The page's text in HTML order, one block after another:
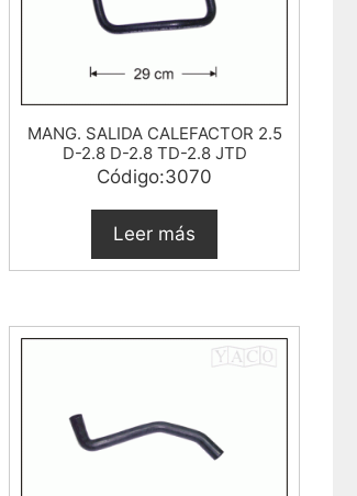
MANG. SALIDA CALEFACTOR 2.5
D-2.8 D-2.8 TD-2.8 JTD
Código:3070
Leer más